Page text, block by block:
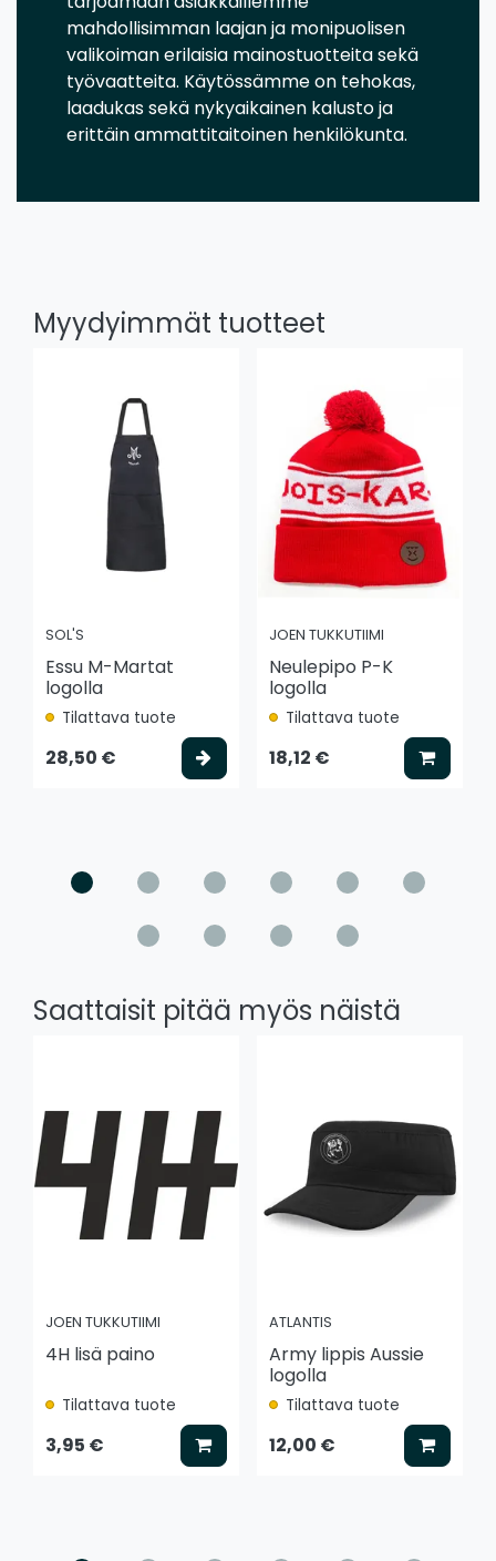
mahdollisimman laajan ja monipuolisen
valikoiman erilaisia mainostuotteita sekä
työvaatteita. Käytössämme on tehokas,
laadukas sekä nykyaikainen kalusto ja
erittäin ammattitaitoinen henkilökunta.
Myydyimmät tuotteet
SOL'S
Essu M-Martat
logolla
Tilattava tuote
28,50 € Valitse vaihtoehto
JOEN TUKKUTIIMI
Neulepipo P-K
logolla
Tilattava tuote
18,12 € Lisää
Saattaisit pitää myös näistä
JOEN TUKKUTIIMI
4H lisä paino
Tilattava tuote
3,95 € Lisää koriin
ATLANTIS
Army lippis Aussie
logolla
Tilattava tuote
12,00 € Lisää